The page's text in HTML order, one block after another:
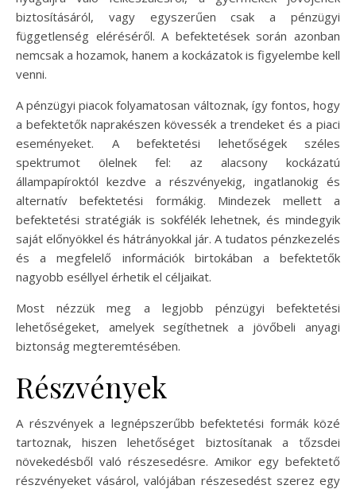
biztosításáról, vagy egyszerűen csak a pénzügyi
függetlenség eléréséről. A befektetések során azonban
nemcsak a hozamok, hanem a kockázatok is figyelembe kell
venni.
A pénzügyi piacok folyamatosan változnak, így fontos, hogy
a befektetők naprakészen kövessék a trendeket és a piaci
eseményeket. A befektetési lehetőségek széles
spektrumot ölelnek fel: az alacsony kockázatú
állampapíroktól kezdve a részvényekig, ingatlanokig és
alternatív befektetési formákig. Mindezek mellett a
befektetési stratégiák is sokfélék lehetnek, és mindegyik
saját előnyökkel és hátrányokkal jár. A tudatos pénzkezelés
és a megfelelő információk birtokában a befektetők
nagyobb eséllyel érhetik el céljaikat.
Most nézzük meg a legjobb pénzügyi befektetési
lehetőségeket, amelyek segíthetnek a jövőbeli anyagi
biztonság megteremtésében.
Részvények
A részvények a legnépszerűbb befektetési formák közé
tartoznak, hiszen lehetőséget biztosítanak a tőzsdei
növekedésből való részesedésre. Amikor egy befektető
részvényeket vásárol, valójában részesedést szerez egy